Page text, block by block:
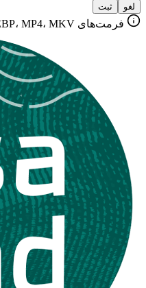
لغو ثبت
فرمت‌های MP3، JPG، PNG، WEBP، MP4، MKV تا ۱۰ مگابایت